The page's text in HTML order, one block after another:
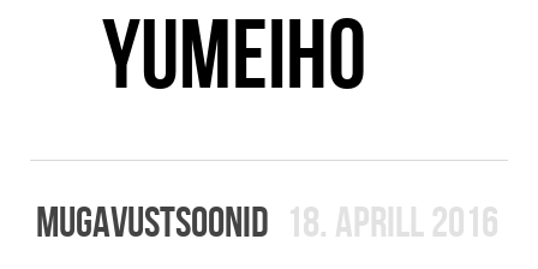
yumeiho
MUGAVUSTSOONID 18. aprill 2016